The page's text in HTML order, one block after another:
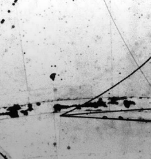
Skip
to
content